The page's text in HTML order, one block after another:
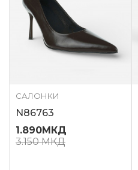
САЛОНКИ
N86763
1.890МКД
3.150МКД